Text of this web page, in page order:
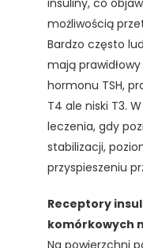
insuliny, co
możliwością
Bardzo często
mają
hormonu TSH,
T4 ale niski T3.
leczenia, gdy
stabilizacji,
przyspieszeniu
Receptory
komórkowych
Na powierzchni